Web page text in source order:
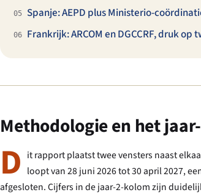
05 Spanje: AEPD plus Ministerio-
06 Frankrijk: ARCOM en DGCCRF, druk op
Methodologie en het
D it rapport plaatst twee vensters naast
loopt van 28 juni 2026 tot 30 april 2027,
afgesloten. Cijfers in de jaar-2-kolom zijn